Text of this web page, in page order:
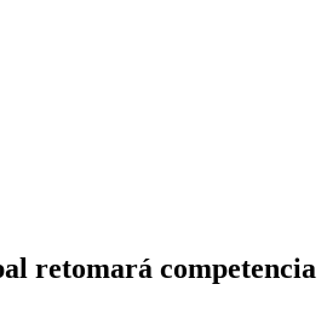
retomará competencia